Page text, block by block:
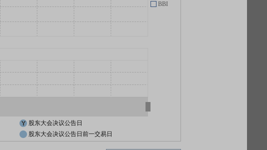
BBI
股东大会决议公告日
股东大会决议公告日前一交易日